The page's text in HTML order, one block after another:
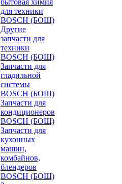
бытовая химия
для техники
BOSCH (БОШ)
Другие
запчасти для
техники
BOSCH (БОШ)
Запчасти для
гладильной
системы
BOSCH (БОШ)
Запчасти для
кондиционеров
BOSCH (БОШ)
Запчасти для
кухонных
машин,
комбайнов,
блендеров
BOSCH (БОШ)